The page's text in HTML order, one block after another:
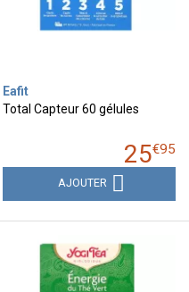
Eafit
Total Capteur 60 gélules
25€95
AJOUTER